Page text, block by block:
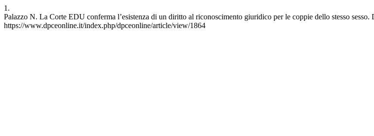
1.
Palazzo N. La Corte EDU conferma l’esistenza di un diritto al riconoscimento giuridico per le coppie dello stesso
https://www.dpceonline.it/index.php/dpceonline/article/view/1864